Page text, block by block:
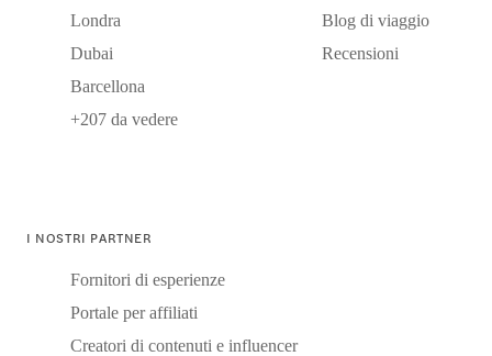
Londra
Dubai
Barcellona
+207 da vedere
Blog di viaggio
Recensioni
I NOSTRI PARTNER
Fornitori di esperienze
Portale per affiliati
Creatori di contenuti e influencer